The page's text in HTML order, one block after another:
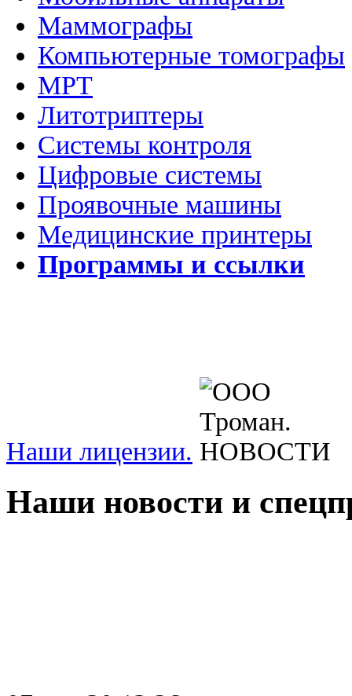
Маммографы
Компьютерные томографы
МРТ
Литотриптеры
Системы контроля
Цифровые системы
Проявочные машины
Медицинские принтеры
Программы и ссылки
Наши лицензии.
Наши новости и